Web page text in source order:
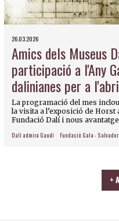
26.03.2026
Amics dels Museus
participació a l'Any
dalinianes per a
La programació del mes
la visita a l’exposició de Horst
Fundació Dalí i nous
Dalí admira Gaudí Fundació Gala -
+